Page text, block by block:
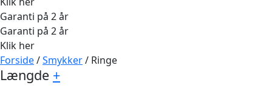
Garanti på 2 år
Garanti på 2 år
Klik her
Forside/Smykker/ Ringe
Længde +